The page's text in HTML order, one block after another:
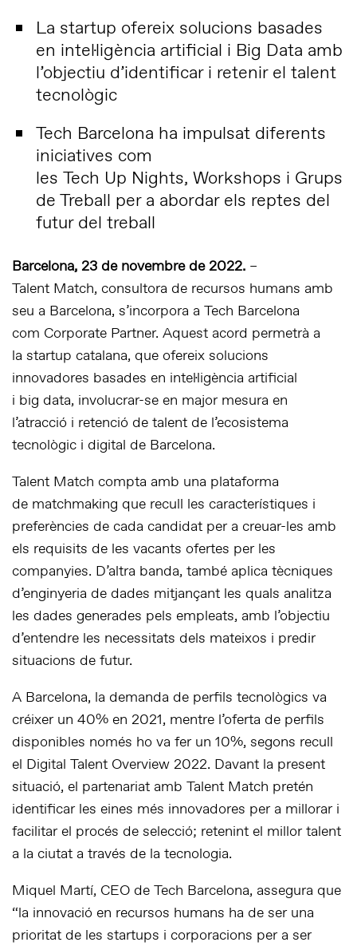
La startup ofereix solucions basades
en intel·ligència artificial i Big Data amb
l’objectiu d’identificar i retenir el talent
tecnològic
Tech Barcelona ha impulsat diferents
iniciatives com
les Tech Up Nights, Workshops i Grups
de Treball per a abordar els reptes del
futur del treball
Barcelona, 23 de novembre de 2022. –
Talent Match, consultora de recursos humans amb
seu a Barcelona, s’incorpora a Tech Barcelona
com Corporate Partner. Aquest acord permetrà a
la startup catalana, que ofereix solucions
innovadores basades en intel·ligència artificial
i big data, involucrar-se en major mesura en
l’atracció i retenció de talent de l’ecosistema
tecnològic i digital de Barcelona.
Talent Match compta amb una plataforma
de matchmaking que recull les característiques i
preferències de cada candidat per a creuar-les amb
els requisits de les vacants ofertes per les
companyies. D’altra banda, també aplica tècniques
d’enginyeria de dades mitjançant les quals analitza
les dades generades pels empleats, amb l’objectiu
d’entendre les necessitats dels mateixos i predir
situacions de futur.
A Barcelona, la demanda de perfils tecnològics va
créixer un 40% en 2021, mentre l’oferta de perfils
disponibles només ho va fer un 10%, segons recull
el Digital Talent Overview 2022. Davant la present
situació, el partenariat amb Talent Match pretén
identificar les eines més innovadores per a millorar i
facilitar el procés de selecció; retenint el millor talent
a la ciutat a través de la tecnologia.
Miquel Martí, CEO de Tech Barcelona, assegura que
“la innovació en recursos humans ha de ser una
prioritat de les startups i corporacions per a ser